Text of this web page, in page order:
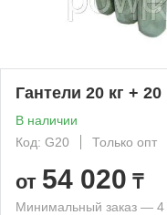
Гантели 20 кг + 20
В наличии
Код: G20
Только опт
от 54 020 ₸
Минимальный заказ — 4